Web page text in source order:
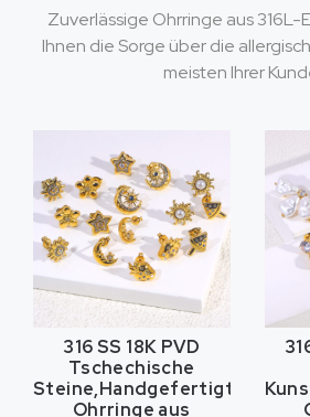
Zuverlässige Ohrringe aus 316L-
Ihnen die Sorge über die
meisten Ihrer
316 SS 18K PVD
Tschechische
Steine,Handgefertigte
Ohrringe aus